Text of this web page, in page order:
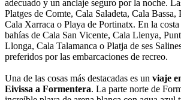
adecuado y un anclaje seguro por la noche.
Platges de Comte, Cala Saladeta, Cala
Cala Xarraca o Playa de Portinatx. En la costa
bahías de Cala San Vicente, Cala Llenya,
Llonga, Cala Talamanca o Platja de ses
preferidos por las embarcaciones de recreo.
Una de las cosas más destacadas es un viaje
Eivissa a Formentera. La parte norte de